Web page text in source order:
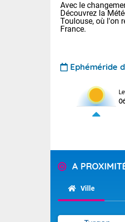
Avec le
Découvrez la
Toulouse, où l'on
France.
Ephéméride
A
Ville